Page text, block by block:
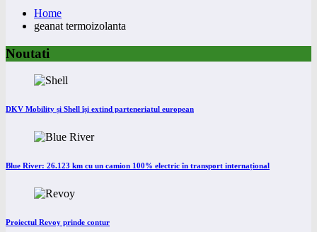
Home
geanat termoizolanta
Noutati
DKV Mobility și Shell își extind parteneriatul european
Blue River: 26.123 km cu un camion 100% electric în transport internațional
Proiectul Revoy prinde contur